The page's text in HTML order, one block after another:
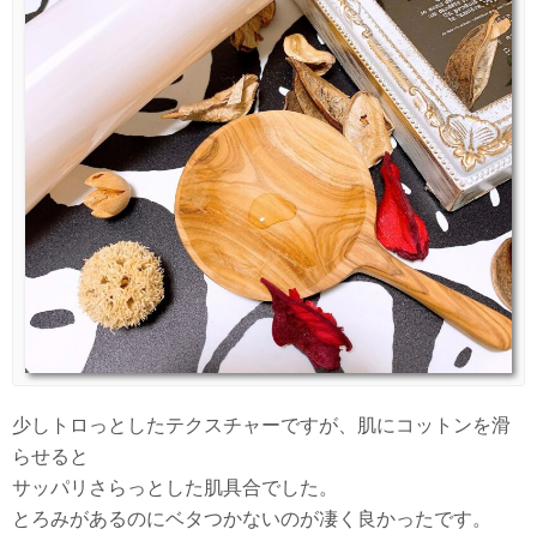
少しトロっとしたテクスチャーですが、肌にコットンを滑
らせると
サッパリさらっとした肌具合でした。
とろみがあるのにベタつかないのが凄く良かったです。